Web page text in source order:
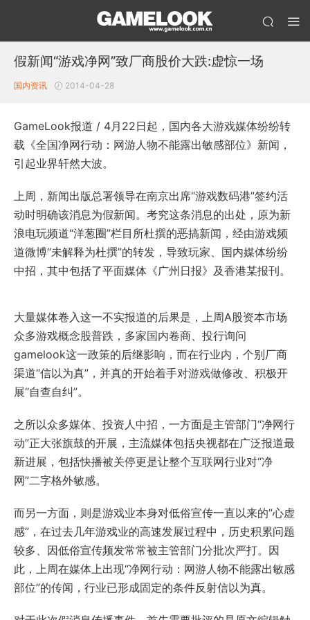
假新闻“游戏净网”致厂商股价大跌:虚惊一场
国内资讯 2014-04-28
GameLook报道 / 4月22日起，国内各大游戏媒体纷纷转
载《全国净网行动：网游人物不能露出敏感部位》新闻，
引起业界轩然大波。
上周，新闻出版总署领导在南京出席“游戏数码港”签约活
动时明确该消息为假新闻。考究这条消息的出处，原为新
浪电玩频道“洋葱圈”栏目所杜撰的恶搞新闻，经由游戏频
道微博“未解释为杜撰”的转发，导致玩家、国内媒体纷纷
中招，其中包括了平面媒体《广州日报》及香港某报刊。
大量媒体卷入这一不实报道的后果是，上周A股资本市场
众多游戏概念股普跌，多家国内卷商、投行询问
gamelook这一政策的后继影响，而在行业内，个别厂商
渠道“信以为真”，并真的开始着手对游戏做修改、积极开
展“自查自纠”。
之所以众多媒体、投资人中招，一方面是主管部门“净网行
动”正大张旗鼓的开展，主流媒体包括央视都在广泛报道最
新进展，包括快播被关停更是让整个互联网行业对“净
网”二字格外敏感。
而另一方面，则是游戏业本身对低俗宣传一直以来的“心虚
感”，在过去几年游戏业的高速发展过程中，历史积累问题
较多、因低俗宣传频发常常被主管部门分批次严打。因
此，上周在媒体上出现“净网行动：网游人物不能露出敏感
部位”的传闻，行业已形成固定的条件反射信以为真。